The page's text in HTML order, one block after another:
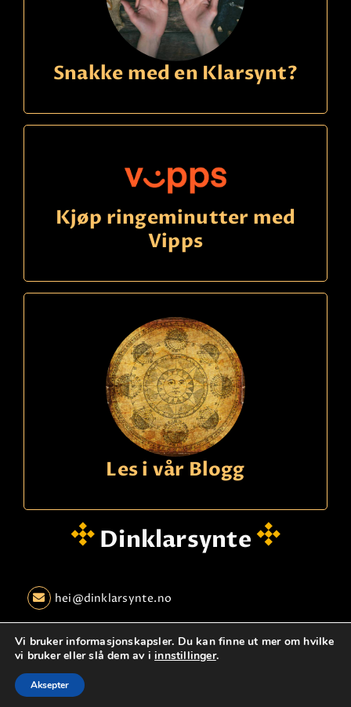
Snakke med en Klarsynt?
Kjøp ringeminutter med
Vipps
Les i vår Blogg
Dinklarsynte
hei@dinklarsynte.no
Personvern Logg Inn Kontakt oss
Vi bruker informasjonskapsler. Du kan finne ut mer om hvilke
vi bruker eller slå dem av iinnstillinger.
Aksepter